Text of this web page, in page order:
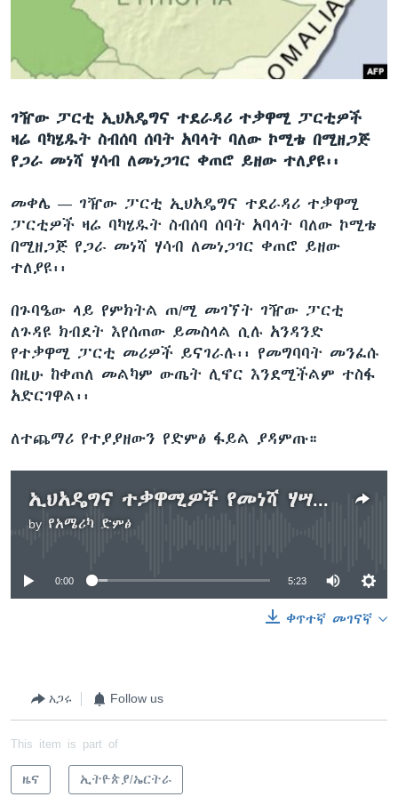
ቋንቋዎች
ገዥው ፓርቲ ኢህአዴግና ተደራዳሪ ተቃዋሚ ፓርቲዎች
ዛሬ ባካሄዱት ስብሰባ ሰባት አባላት ባለው ኮሚቴ በሚዘጋጅ
የጋራ መነሻ ሃሳብ ለመነጋገር ቀጠሮ ይዘው ተለያዩ፡፡
መቀሌ — ገዥው ፓርቲ ኢህአዴግና ተደራዳሪ ተቃዋሚ
ፓርቲዎች ዛሬ ባካሄዱት ስብሰባ ሰባት አባላት ባለው ኮሚቴ
በሚዘጋጅ የጋራ መነሻ ሃሳብ ለመነጋገር ቀጠሮ ይዘው
ተለያዩ፡፡
በጉባዔው ላይ የምክትል ጠ/ሚ መገኘት ገዥው ፓርቲ
ለጉዳዩ ክብደት እየሰጠው ይመስላል ሲሉ አንዳንድ
የተቃዋሚ ፓርቲ መሪዎች ይናገራሉ፡፡ የመግባባት መንፈሱ
በዚሁ ከቀጠለ መልካም ውጤት ሊኖር እንደሚችልም ተስፋ
አድርገዋል፡፡
ለተጨማሪ የተያያዘውን የድምፅ ፋይል ያዳምጡ።
ኢህአዴግና ተቃዋሚዎች የመነሻ ሃሣብ አዘጋጅ ኮሚቴ አቋቋሙ
by የአሜሪካ ድምፅ
No media source currently available
0:00 5:23
ቀጥተኛ መገናኛ
አጋሩ Follow us
This item is part of
ዜና ኢትዮጵያ/ኤርትራ